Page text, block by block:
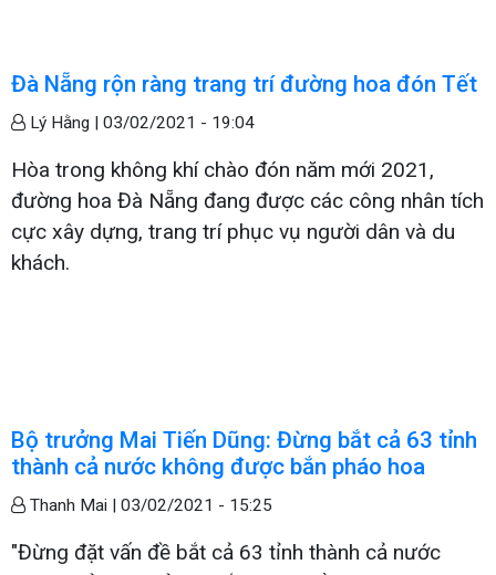
Đà Nẵng rộn ràng trang trí đường hoa đón Tết
Lý Hằng | 03/02/2021 - 19:04
Hòa trong không khí chào đón năm mới 2021,
đường hoa Đà Nẵng đang được các công nhân tích
cực xây dựng, trang trí phục vụ người dân và du
khách.
Bộ trưởng Mai Tiến Dũng: Đừng bắt cả 63 tỉnh
thành cả nước không được bắn pháo hoa
Thanh Mai | 03/02/2021 - 15:25
"Đừng đặt vấn đề bắt cả 63 tỉnh thành cả nước